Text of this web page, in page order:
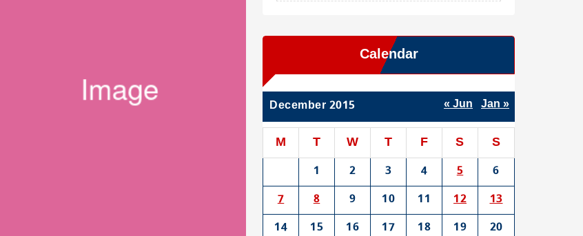
Calendar
December 2015
M T W T F S S
1 2 3 4 5
6
7
8 9 10 11 12
13
14
15 16 17 18 19
20
« Jun Jan »